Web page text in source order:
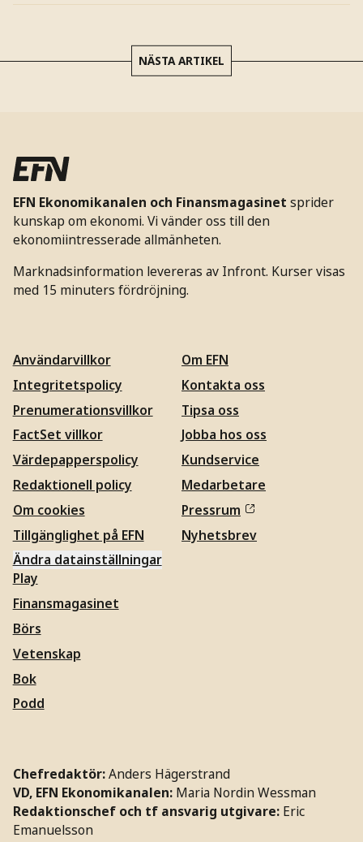
NÄSTA ARTIKEL
EFN Ekonomikanalen och Finansmagasinet sprider
kunskap om ekonomi. Vi vänder oss till den
ekonomiintresserade allmänheten.
Marknadsinformation levereras av Infront. Kurser visas
med 15 minuters fördröjning.
Användarvillkor
Integritetspolicy
Prenumerationsvillkor
FactSet villkor
Värdepapperspolicy
Redaktionell policy
Om cookies
Tillgänglighet på EFN
Ändra datainställningar
Om EFN
Kontakta oss
Tipsa oss
Jobba hos oss
Kundservice
Medarbetare
Pressrum
Nyhetsbrev
Play
Finansmagasinet
Börs
Vetenskap
Bok
Podd
Chefredaktör:Anders Hägerstrand
VD, EFN Ekonomikanalen: Maria Nordin Wessman
Redaktionschef och tf ansvarig utgivare: Eric
Emanuelsson